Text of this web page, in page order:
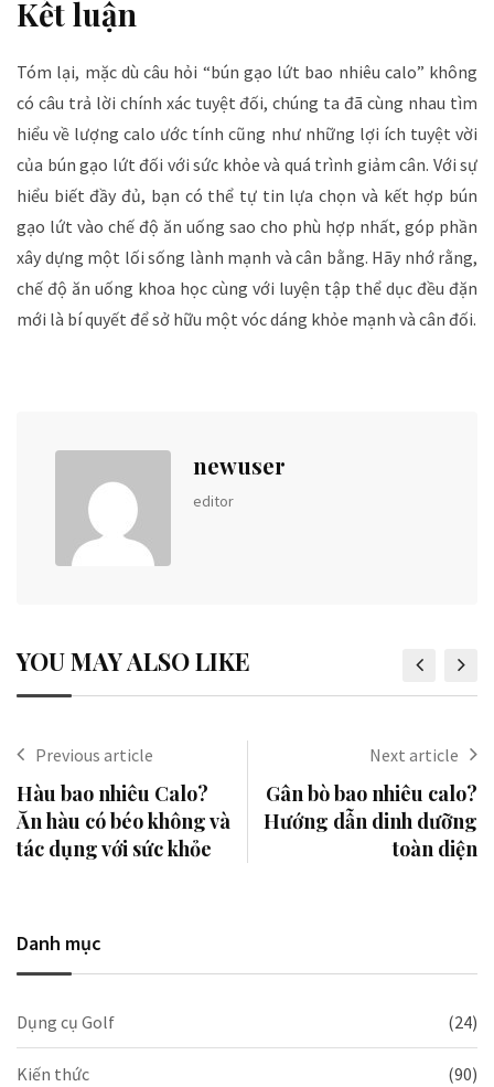
Kết luận
Tóm lại, mặc dù câu hỏi “bún gạo lứt bao nhiêu calo” không
có câu trả lời chính xác tuyệt đối, chúng ta đã cùng nhau tìm
hiểu về lượng calo ước tính cũng như những lợi ích tuyệt vời
của bún gạo lứt đối với sức khỏe và quá trình giảm cân. Với sự
hiểu biết đầy đủ, bạn có thể tự tin lựa chọn và kết hợp bún
gạo lứt vào chế độ ăn uống sao cho phù hợp nhất, góp phần
xây dựng một lối sống lành mạnh và cân bằng. Hãy nhớ rằng,
chế độ ăn uống khoa học cùng với luyện tập thể dục đều đặn
mới là bí quyết để sở hữu một vóc dáng khỏe mạnh và cân đối.
newuser
editor
YOU MAY ALSO LIKE
Previous article
Hàu bao nhiêu Calo?
Ăn hàu có béo không và
tác dụng với sức khỏe
Next article
Gân bò bao nhiêu calo?
Hướng dẫn dinh dưỡng
toàn diện
Danh mục
Dụng cụ Golf (24)
Kiến thức (90)